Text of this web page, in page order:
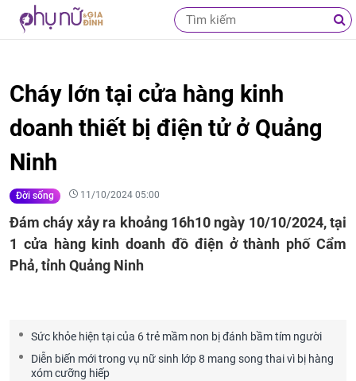
Cháy lớn tại cửa hàng kinh
doanh thiết bị điện tử ở Quảng
Ninh
Đời sống 11/10/2024 05:00
Đám cháy xảy ra khoảng 16h10 ngày 10/10/2024, tại
1 cửa hàng kinh doanh đồ điện ở thành phố Cẩm
Phả, tỉnh Quảng Ninh
Sức khỏe hiện tại của 6 trẻ mầm non bị đánh bầm tím người
Diễn biến mới trong vụ nữ sinh lớp 8 mang song thai vì bị hàng
xóm cưỡng hiếp